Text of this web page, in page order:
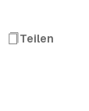
Teilen